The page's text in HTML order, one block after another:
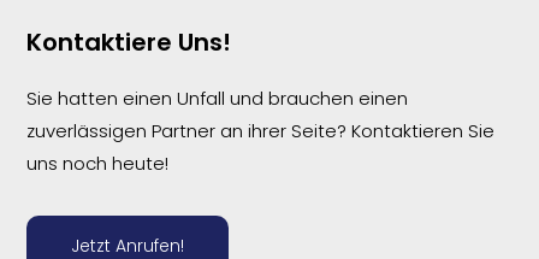
Kontaktiere Uns!
Sie hatten einen Unfall und brauchen einen
zuverlässigen Partner an ihrer Seite? Kontaktieren Sie
uns noch heute!
Jetzt Anrufen!